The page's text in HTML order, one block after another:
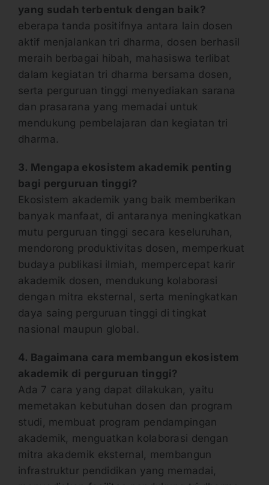
yang sudah terbentuk dengan baik?
eberapa tanda positifnya antara lain dosen
aktif menjalankan tri dharma, dosen berhasil
meraih berbagai hibah, mahasiswa terlibat
dalam kegiatan tri dharma bersama dosen,
serta perguruan tinggi menyediakan sarana
dan prasarana yang memadai untuk
mendukung pembelajaran dan kegiatan tri
dharma.
3. Mengapa ekosistem akademik penting
bagi perguruan tinggi?
Ekosistem akademik yang baik memberikan
banyak manfaat, di antaranya meningkatkan
mutu perguruan tinggi secara keseluruhan,
mendorong produktivitas dosen, memperkuat
budaya publikasi ilmiah, mempercepat karir
akademik dosen, mendukung kolaborasi
dengan mitra eksternal, serta meningkatkan
daya saing perguruan tinggi di tingkat
nasional maupun global.
4. Bagaimana cara membangun ekosistem
akademik di perguruan tinggi?
Ada 7 cara yang dapat dilakukan, yaitu
memetakan kebutuhan dosen dan program
studi, membuat program pendampingan
akademik, menguatkan kolaborasi dengan
mitra akademik eksternal, membangun
infrastruktur pendidikan yang memadai,